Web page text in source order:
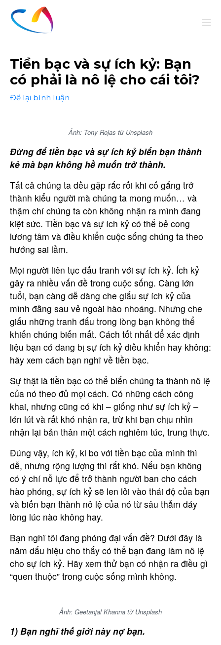
Tiền bạc và sự ích kỷ: Bạn
có phải là nô lệ cho cái tôi?
Để lại bình luận
Ảnh: Tony Rojas từ Unsplash
Đừng để tiền bạc và sự ích kỷ biến bạn thành
kẻ mà bạn không hề muốn trở thành.
Tất cả chúng ta đều gặp rắc rối khi cố gắng trở
thành kiểu người mà chúng ta mong muốn… và
thậm chí chúng ta còn không nhận ra mình đang
kiệt sức. Tiền bạc và sự ích kỷ có thể bẻ cong
lương tâm và điều khiển cuộc sống chúng ta theo
hướng sai lầm.
Mọi người liên tục đấu tranh với sự ích kỷ. Ích kỷ
gây ra nhiều vấn đề trong cuộc sống. Càng lớn
tuổi, bạn càng dễ dàng che giấu sự ích kỷ của
mình đằng sau vẻ ngoài hào nhoáng. Nhưng che
giấu những tranh đấu trong lòng bạn không thể
khiến chúng biến mất. Cách tốt nhất để xác định
liệu bạn có đang bị sự ích kỷ điều khiển hay không:
hãy xem cách bạn nghĩ về tiền bạc.
Sự thật là tiền bạc có thể biến chúng ta thành nô lệ
của nó theo đủ mọi cách. Có những cách công
khai, nhưng cũng có khi – giống như sự ích kỷ –
lén lút và rất khó nhận ra, trừ khi bạn chịu nhìn
nhận lại bản thân một cách nghiêm túc, trung thực.
Đúng vậy, ích kỷ, ki bo với tiền bạc của mình thì
dễ, nhưng rộng lượng thì rất khó. Nếu bạn không
có ý chí nỗ lực để trở thành người ban cho cách
hào phóng, sự ích kỷ sẽ len ​​lỏi vào thái độ của bạn
và biến bạn thành nô lệ của nó từ sâu thẳm đáy
lòng lúc nào không hay.
Bạn nghĩ tôi đang phóng đại vấn đề? Dưới đây là
năm dấu hiệu cho thấy có thể bạn đang làm nô lệ
cho sự ích kỷ. Hãy xem thử bạn có nhận ra điều gì
“quen thuộc” trong cuộc sống mình không.
Ảnh: Geetanjal Khanna từ Unsplash
1) Bạn nghĩ thế giới này nợ bạn.